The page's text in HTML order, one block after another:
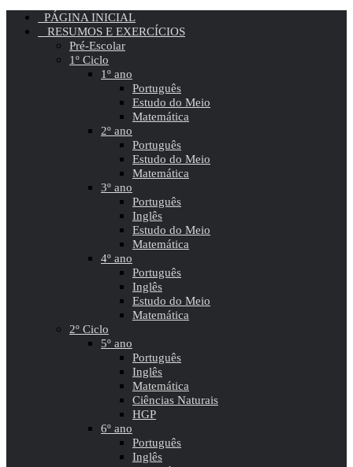
PÁGINA INICIAL
RESUMOS E EXERCÍCIOS
Pré-Escolar
1º Ciclo
1º ano
Português
Estudo do Meio
Matemática
2º ano
Português
Estudo do Meio
Matemática
3º ano
Português
Inglês
Estudo do Meio
Matemática
4º ano
Português
Inglês
Estudo do Meio
Matemática
2º Ciclo
5º ano
Português
Inglês
Matemática
Ciências Naturais
HGP
6º ano
Português
Inglês